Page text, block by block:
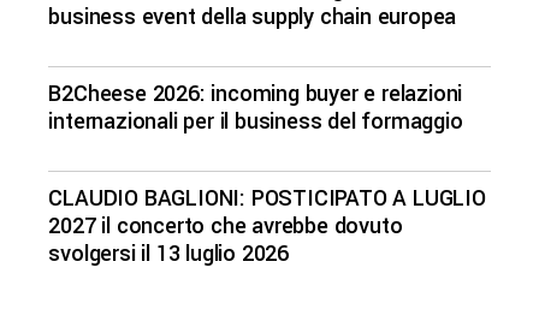
business event della supply chain europea
B2Cheese 2026: incoming buyer e relazioni
internazionali per il business del formaggio
CLAUDIO BAGLIONI: POSTICIPATO A LUGLIO
2027 il concerto che avrebbe dovuto
svolgersi il 13 luglio 2026